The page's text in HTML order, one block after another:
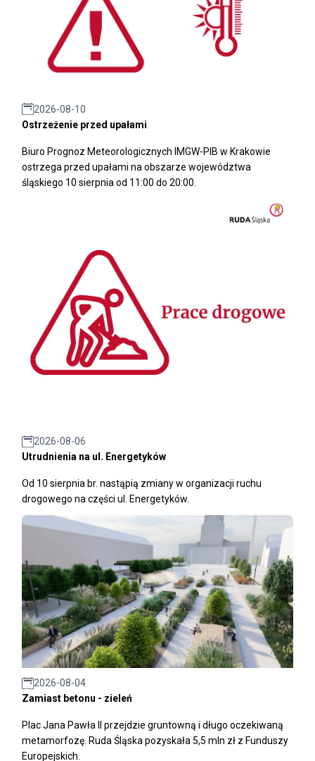
2026-08-10
Ostrzeżenie przed upałami
Biuro Prognoz Meteorologicznych IMGW-PIB w Krakowie
ostrzega przed upałami na obszarze województwa
śląskiego 10 sierpnia od 11:00 do 20:00.
2026-08-06
Utrudnienia na ul. Energetyków
Od 10 sierpnia br. nastąpią zmiany w organizacji ruchu
drogowego na części ul. Energetyków.
2026-08-04
Zamiast betonu - zieleń
Plac Jana Pawła II przejdzie gruntowną i długo oczekiwaną
metamorfozę. Ruda Śląska pozyskała 5,5 mln zł z Funduszy
Europejskich.